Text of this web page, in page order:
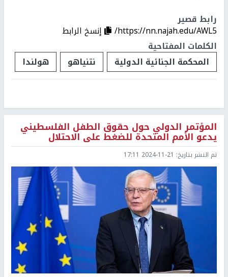
رابط قصير
https://nn.najah.edu/AWL5/
إنسخ الرابط
الكلمات المفتاحية
المحكمة الجنائية الدولية
نتنياهو هولندا
المؤتمر الدولي حول حقوق الطفل الفلسطيني
يدعو الأمم المتحدة للضغط على الاحتلال
تم النشر بتاريخ: 2024-11-21 17:11